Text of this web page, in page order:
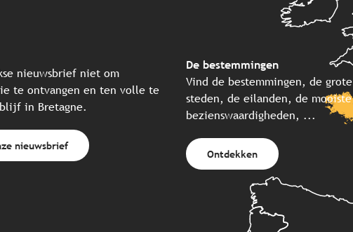
nieuwsbrief niet om
te ontvangen en ten volle te
in Bretagne.
nieuwsbrief
De bestemmingen
Vind de bestemmingen, de grote
steden, de eilanden, de mooiste
bezienswaardigheden, ...
Ontdekken